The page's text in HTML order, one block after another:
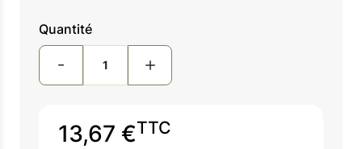
Quantité
13,67 €TTC